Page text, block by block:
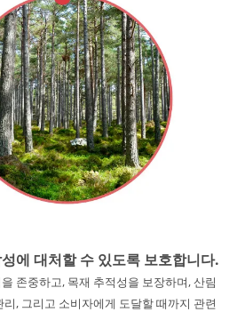
에 대처할 수 있도록 보호합니다.
존중하고, 목재 추적성을 보장하며, 산림
리, 그리고 소비자에게 도달할 때까지 관련